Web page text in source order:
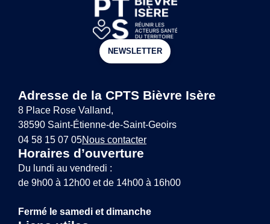
NEWSLETTER
Adresse de la CPTS Bièvre Isère
8 Place Rose Valland,
38590 Saint-Étienne-de-Saint-Geoirs
04 58 15 07 05Nous contacter
Horaires d’ouverture
Du lundi au vendredi :
de 9h00 à 12h00 et de 14h00 à 16h00
Fermé le samedi et dimanche